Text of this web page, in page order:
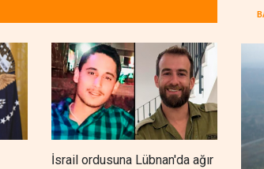
İsrail ordusuna Lübnan'da ağır